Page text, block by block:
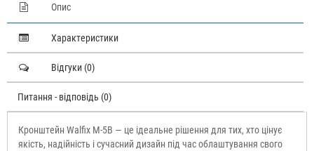
Опис
Характеристики
Відгуки (0)
Питання - відповідь (0)
Кронштейн Walfix M-5B — це ідеальне рішення для тих, хто цінує
якість, надійність і сучасний дизайн під час облаштування свого